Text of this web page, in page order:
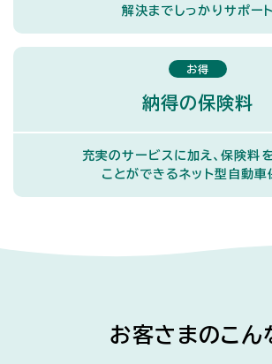
解決までしっかりサポート
お得
納得の保険料
充実のサービスに加え、保険料
ことができるネット型自動車
お客さまのこん